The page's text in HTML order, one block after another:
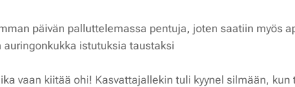
päivän palluttelemassa pentuja, joten saatiin myös
istutuksia taustaksi 🌻
vaan kiitää ohi! Kasvattajallekin tuli kyynel silmään,